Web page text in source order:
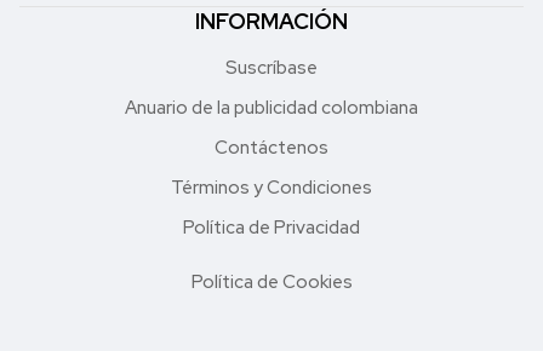
INFORMACIÓN
Suscríbase
Anuario de la publicidad colombiana
Contáctenos
Términos y Condiciones
Política de Privacidad
Política de Cookies